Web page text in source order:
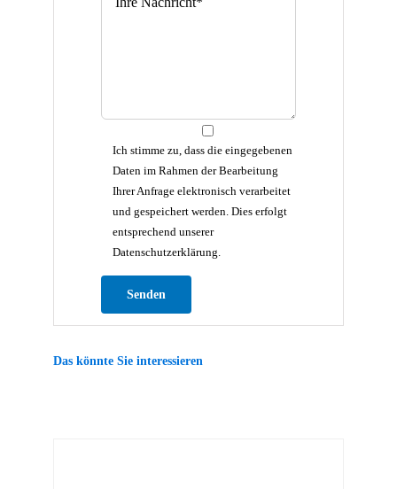
Ich stimme zu, dass die eingegebenen
Daten im Rahmen der Bearbeitung
Ihrer Anfrage elektronisch verarbeitet
und gespeichert werden. Dies erfolgt
entsprechend unserer
Datenschutzerklärung.
Das könnte Sie interessieren